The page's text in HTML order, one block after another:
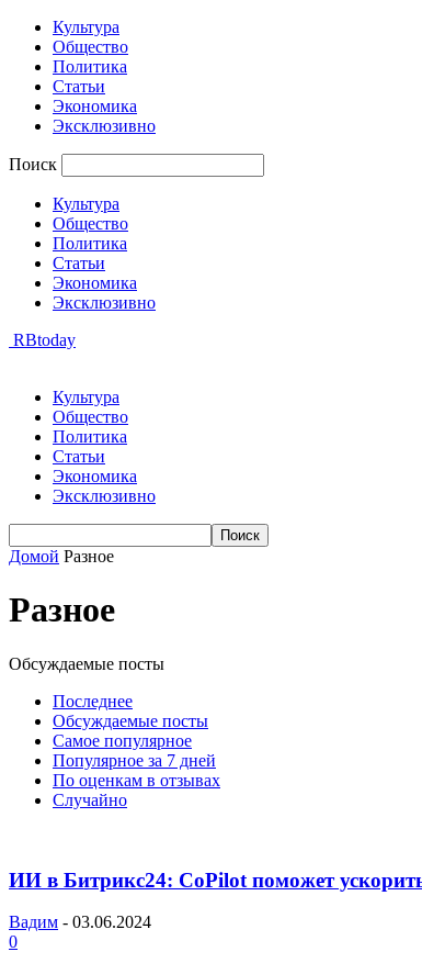
Культура
Общество
Политика
Статьи
Экономика
Эксклюзивно
Поиск
Культура
Общество
Политика
Статьи
Экономика
Эксклюзивно
RBtoday
Культура
Общество
Политика
Статьи
Экономика
Эксклюзивно
Домой Разное
Разное
Обсуждаемые посты
Последнее
Обсуждаемые посты
Самое популярное
Популярное за 7 дней
По оценкам в отзывах
Случайно
ИИ в Битрикс24: CoPilot поможет
Вадим - 03.06.2024
0